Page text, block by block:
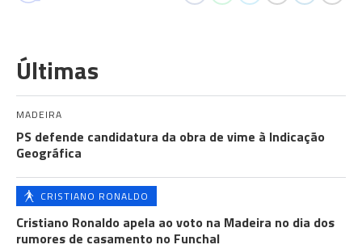
Últimas
MADEIRA
PS defende candidatura da obra de vime à Indicação
Geográfica
CRISTIANO RONALDO
Cristiano Ronaldo apela ao voto na Madeira no dia dos
rumores de casamento no Funchal